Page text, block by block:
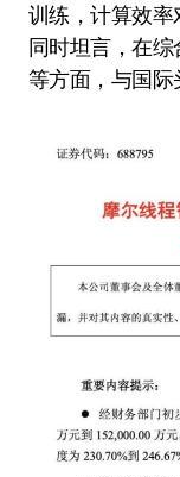
训练，计算效率
同时坦言，在
等方面，与国际